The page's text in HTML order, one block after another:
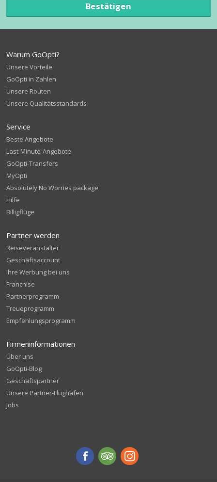
Bestätigen
Warum GoOpti?
Unsere Vorteile
GoOpti in Zahlen
Unsere Routen
Unsere Qualitätsstandards
Service
Beste Angebote
Last-Minute-Angebote
GoOpti-Transfers
MyOpti
Absolutely No Worries package
Hilfe
Billigflüge
Partner werden
Reiseveranstalter
Geschäftsaccount
Ihre Werbung bei uns
Franchise
Partnerprogramm
Treueprogramm
Empfehlungsprogramm
Firmeninformationen
Über uns
GoOpti-Blog
Geschäftspartner
Unsere Partner-Flughäfen
Jobs